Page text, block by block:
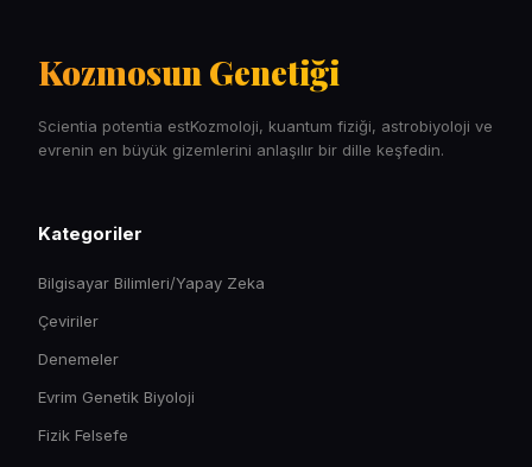
Kozmosun Genetiği
Scientia potentia estKozmoloji, kuantum fiziği, astrobiyoloji ve
evrenin en büyük gizemlerini anlaşılır bir dille keşfedin.
Kategoriler
Bilgisayar Bilimleri/Yapay Zeka
Çeviriler
Denemeler
Evrim Genetik Biyoloji
Fizik Felsefe